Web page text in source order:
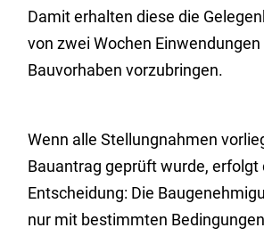
Damit erhalten diese die
von zwei Wochen Einwendungen
Bauvorhaben vorzubringen.
Wenn alle Stellungnahmen
Bauantrag geprüft wurde, erfolgt
Entscheidung: Die
nur mit bestimmten